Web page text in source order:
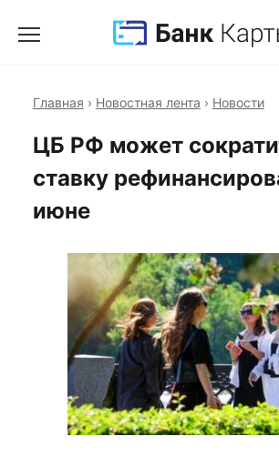
Главная › Новостная лента › Новости
ЦБ РФ может
ставку
июне